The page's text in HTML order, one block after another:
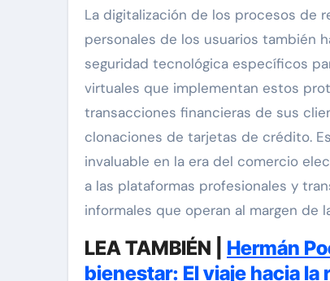
La digitalización de los procesos de
personales de los usuarios también
seguridad tecnológica específicos
virtuales que implementan estos
transacciones financieras de sus
clonaciones de tarjetas de crédito.
invaluable en la era del comercio
a las plataformas profesionales y
informales que operan al margen de
LEA TAMBIÉN | Hermán
bienestar: El viaje hacia